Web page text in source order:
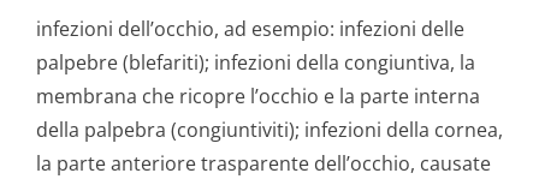
infezioni dell’occhio, ad esempio: infezioni delle
palpebre (blefariti); infezioni della congiuntiva, la
membrana che ricopre l’occhio e la parte interna
della palpebra (congiuntiviti); infezioni della cornea,
la parte anteriore trasparente dell’occhio, causate